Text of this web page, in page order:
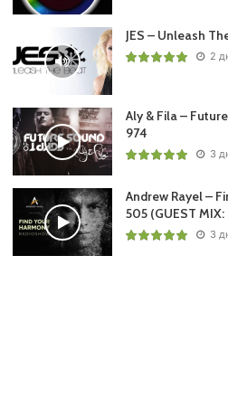
JES – Unleash
2
Aly & Fila –
974
3
Andrew Rayel –
505 (GUEST
3